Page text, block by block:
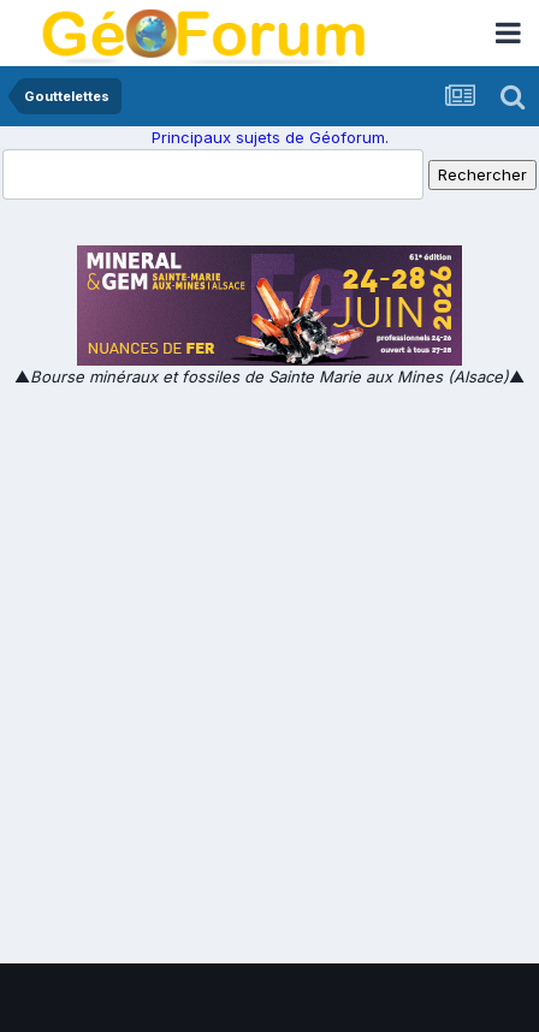
Gouttelettes
Principaux sujets de Géoforum.
▲Bourse minéraux et fossiles de Sainte Marie aux Mines (Alsace)▲